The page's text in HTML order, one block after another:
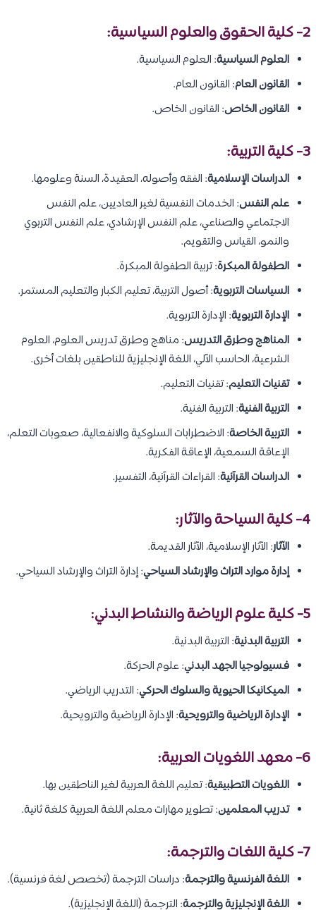
2- كلية الحقوق والعلوم السياسية:
العلوم السياسية: العلوم السياسية.
القانون العام: القانون العام.
القانون الخاص: القانون الخاص.
3- كلية التربية:
الدراسات الإسلامية: الفقه وأصوله، العقيدة، السنة وعلومها.
علم النفس: الخدمات النفسية لغير العاديين، علم النفس
الاجتماعي والصناعي، علم النفس الإرشادي، علم النفس التربوي
والنمو، القياس والتقويم.
الطفولة المبكرة: تربية الطفولة المبكرة.
السياسات التربوية: أصول التربية، تعليم الكبار والتعليم المستمر.
الإدارة التربوية: الإدارة التربوية.
المناهج وطرق التدريس: مناهج وطرق تدريس العلوم، العلوم
الشرعية، الحاسب الآلي، اللغة الإنجليزية للناطقين بلغات أخرى.
تقنيات التعليم: تقنيات التعليم.
التربية الفنية: التربية الفنية.
التربية الخاصة: الاضطرابات السلوكية والانفعالية، صعوبات التعلم،
الإعاقة السمعية، الإعاقة الفكرية.
الدراسات القرآنية: القراءات القرآنية، التفسير.
4- كلية السياحة والآثار:
الآثار: الآثار الإسلامية، الآثار القديمة.
إدارة موارد التراث والإرشاد السياحي: إدارة التراث والإرشاد السياحي.
5- كلية علوم الرياضة والنشاط البدني:
التربية البدنية: التربية البدنية.
فسيولوجيا الجهد البدني: علوم الحركة.
الميكانيكا الحيوية والسلوك الحركي: التدريب الرياضي.
الإدارة الرياضية والترويحية: الإدارة الرياضية والترويحية.
6- معهد اللغويات العربية:
اللغويات التطبيقية: تعليم اللغة العربية لغير الناطقين بها.
تدريب المعلمين: تطوير مهارات معلم اللغة العربية كلغة ثانية.
7- كلية اللغات والترجمة:
اللغة الفرنسية والترجمة: دراسات الترجمة (تخصص لغة فرنسية).
اللغة الإنجليزية والترجمة: الترجمة (اللغة الإنجليزية).